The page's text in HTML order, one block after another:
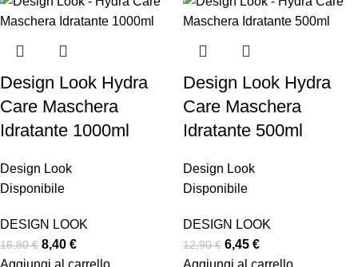
Design Look Hydra
Care Maschera
Idratante 1000ml
Design Look
Disponibile
DESIGN LOOK
16,80€ 8,40 €
Aggiungi al carrello
Design Look Hydra
Care Maschera
Idratante 500ml
Design Look
Disponibile
DESIGN LOOK
12,90€ 6,45 €
Aggiungi al carrello